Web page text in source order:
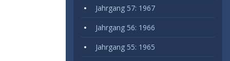
Jahrgang 57: 1967
Jahrgang 56: 1966
Jahrgang 55: 1965